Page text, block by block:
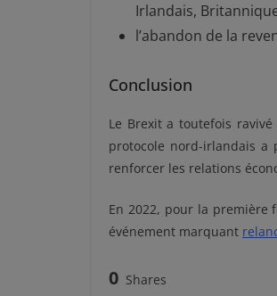
Irlandais,
l’abandon de la
Conclusion
Le Brexit a toutefois
protocole nord-irlandais a
renforcer les relations
En 2022, pour la première
événement marquant
0 Shares